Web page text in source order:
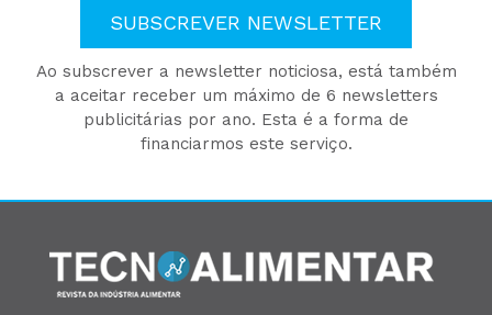
SUBSCREVER NEWSLETTER
Ao subscrever a newsletter noticiosa, está também
a aceitar receber um máximo de 6 newsletters
publicitárias por ano. Esta é a forma de
financiarmos este serviço.